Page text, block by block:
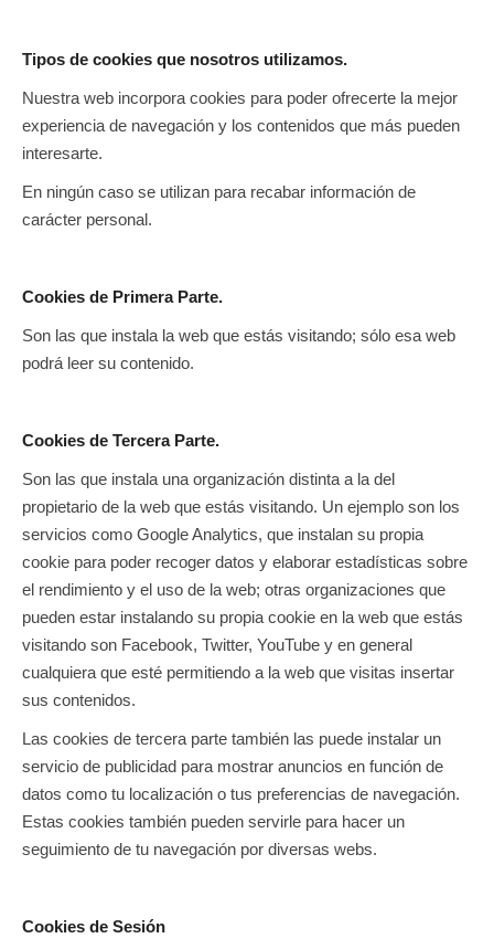
Tipos de cookies que nosotros utilizamos.
Nuestra web incorpora cookies para poder ofrecerte la mejor
experiencia de navegación y los contenidos que más pueden
interesarte.
En ningún caso se utilizan para recabar información de
carácter personal.
Cookies de Primera Parte.
Son las que instala la web que estás visitando; sólo esa web
podrá leer su contenido.
Cookies de Tercera Parte.
Son las que instala una organización distinta a la del
propietario de la web que estás visitando. Un ejemplo son los
servicios como Google Analytics, que instalan su propia
cookie para poder recoger datos y elaborar estadísticas sobre
el rendimiento y el uso de la web; otras organizaciones que
pueden estar instalando su propia cookie en la web que estás
visitando son Facebook, Twitter, YouTube y en general
cualquiera que esté permitiendo a la web que visitas insertar
sus contenidos.
Las cookies de tercera parte también las puede instalar un
servicio de publicidad para mostrar anuncios en función de
datos como tu localización o tus preferencias de navegación.
Estas cookies también pueden servirle para hacer un
seguimiento de tu navegación por diversas webs.
Cookies de Sesión